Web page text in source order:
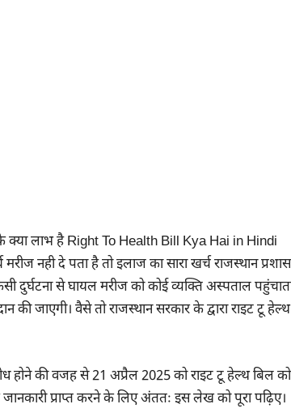
नही दे पता है तो इलाज का सारा खर्च राजस्थान
दुर्घटना से घायल मरीज को कोई व्यक्ति अस्पताल
की जाएगी। वैसे तो राजस्थान सरकार के द्वारा राइट टू
होने की वजह से 21 अप्रैल 2025 को राइट टू हेल्थ बिल
प्राप्त करने के लिए अंततः इस लेख को पूरा पढ़िए।